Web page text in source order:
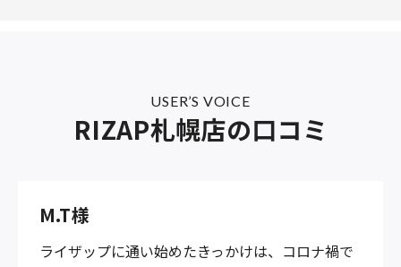
USER’S VOICE
RIZAP札幌店の口コミ
M.T様
ライザップに通い始めたきっかけは、コロナ禍で